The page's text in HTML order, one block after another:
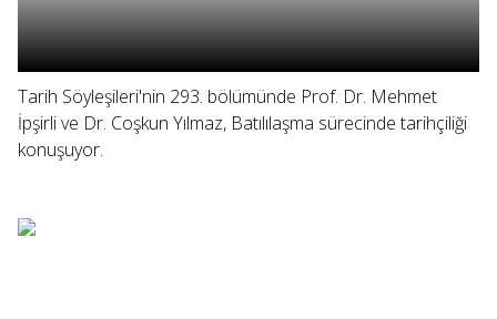
Tarih Söyleşileri'nin 293. bölümünde Prof. Dr. Mehmet
İpşirli ve Dr. Coşkun Yılmaz, Batılılaşma sürecinde tarihçiliği
konuşuyor.